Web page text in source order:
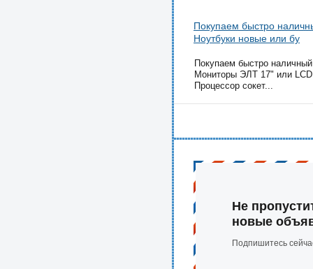
Покупаем быстро
Ноутбуки новые или бу
Покупаем быстро
Мониторы ЭЛТ 17" или
Процессор сокет...
Не
новые
Подпишитесь